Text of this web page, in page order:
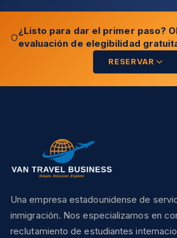
¿Listo para dar el primer paso?
evaluación de elegibilidad
RESERVAR
Una empresa estadounidense de
inmigración. Nos especializamos en
reclutamiento de estudiantes